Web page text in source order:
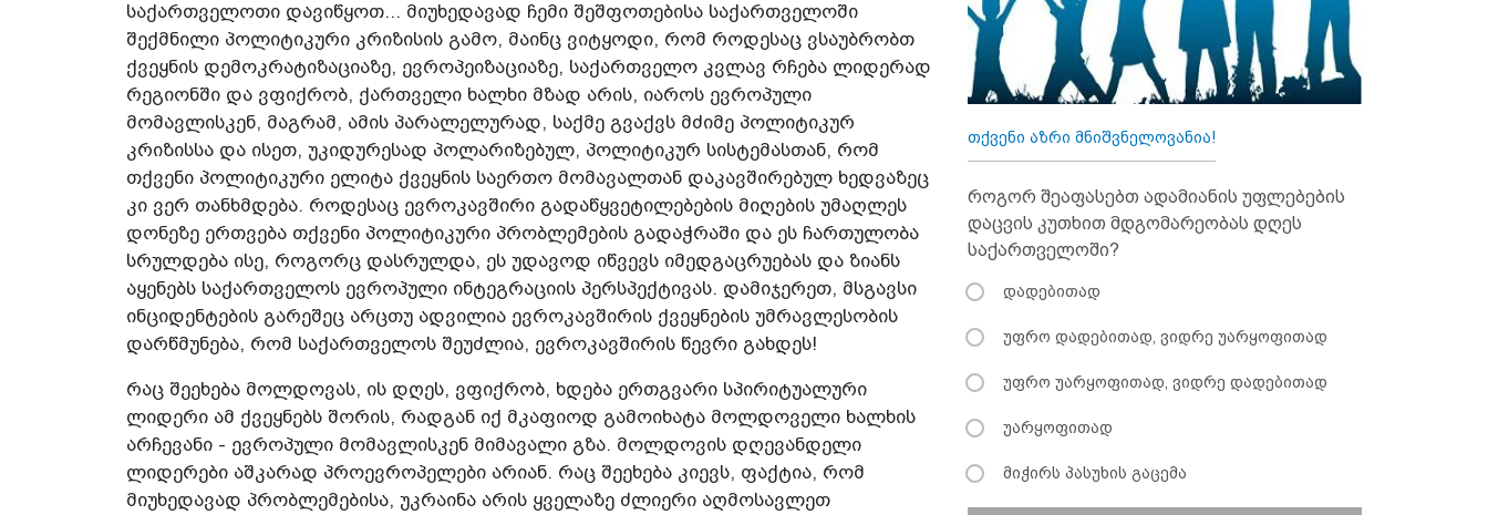
საქართველოთი დავიწყოთ... მიუხედავად ჩემი შეშფოთებისა საქართველოში
შექმნილი პოლიტიკური კრიზისის გამო, მაინც ვიტყოდი, რომ როდესაც ვსაუბრობთ
ქვეყნის დემოკრატიზაციაზე, ევროპეიზაციაზე, საქართველო კვლავ რჩება ლიდერად
რეგიონში და ვფიქრობ, ქართველი ხალხი მზად არის, იაროს ევროპული
მომავლისკენ, მაგრამ, ამის პარალელურად, საქმე გვაქვს მძიმე პოლიტიკურ
კრიზისსა და ისეთ, უკიდურესად პოლარიზებულ, პოლიტიკურ სისტემასთან, რომ
თქვენი პოლიტიკური ელიტა ქვეყნის საერთო მომავალთან დაკავშირებულ ხედვაზეც
კი ვერ თანხმდება. როდესაც ევროკავშირი გადაწყვეტილებების მიღების უმაღლეს
დონეზე ერთვება თქვენი პოლიტიკური პრობლემების გადაჭრაში და ეს ჩართულობა
სრულდება ისე, როგორც დასრულდა, ეს უდავოდ იწვევს იმედგაცრუებას და ზიანს
აყენებს საქართველოს ევროპული ინტეგრაციის პერსპექტივას. დამიჯერეთ, მსგავსი
ინციდენტების გარეშეც არცთუ ადვილია ევროკავშირის ქვეყნების უმრავლესობის
დარწმუნება, რომ საქართველოს შეუძლია, ევროკავშირის წევრი გახდეს!
რაც შეეხება მოლდოვას, ის დღეს, ვფიქრობ, ხდება ერთგვარი სპირიტუალური
ლიდერი ამ ქვეყნებს შორის, რადგან იქ მკაფიოდ გამოიხატა მოლდოველი ხალხის
არჩევანი - ევროპული მომავლისკენ მიმავალი გზა. მოლდოვის დღევანდელი
ლიდერები აშკარად პროევროპელები არიან. რაც შეეხება კიევს, ფაქტია, რომ
მიუხედავად პრობლემებისა, უკრაინა არის ყველაზე ძლიერი აღმოსავლეთ
თქვენი აზრი მნიშვნელოვანია!
როგორ შეაფასებთ ადამიანის უფლებების
დაცვის კუთხით მდგომარეობას დღეს
საქართველოში?
დადებითად
უფრო დადებითად, ვიდრე უარყოფითად
უფრო უარყოფითად, ვიდრე დადებითად
უარყოფითად
მიჭირს პასუხის გაცემა